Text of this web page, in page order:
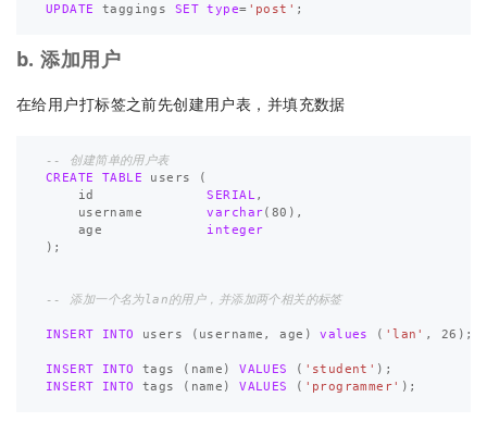
UPDATE
taggings SET type= 'post' ;
b. 添加用户
在给用户打标签之前先创建用户表，并填充数据
-- 创建简单的用户表
CREATE
TABLE users
(
id
SERIAL,
username
varchar( 80 ),
age
integer
);
-- 添加一个名为lan的用户，并添加两个相关的标签
INSERT INTO users ( username , age ) values ( 'lan' , 26 );
INSERT INTO tags ( name ) VALUES ( 'student' );
INSERT
INTO tags ( name ) VALUES ( 'programmer' );